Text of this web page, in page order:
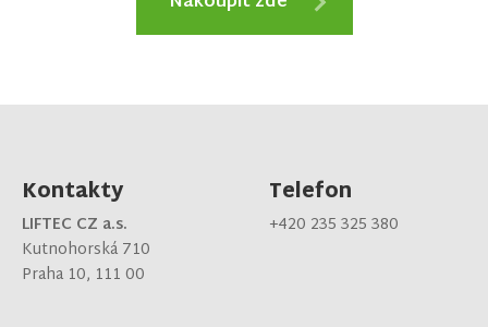
Kontakty
LIFTEC CZ a.s.
Kutnohorská 710
Praha 10, 111 00
Telefon
+420 235 325 380